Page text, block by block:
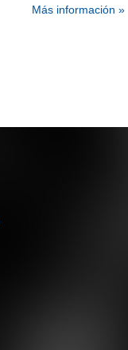
Más información »